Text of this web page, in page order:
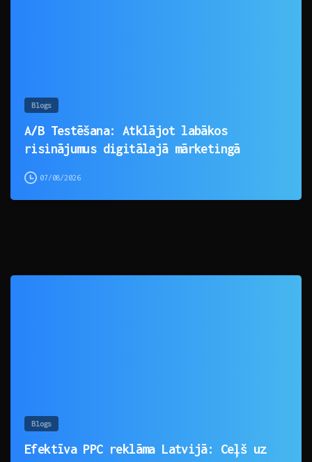
Blogs
A/B Testēšana: Atklājot labākos
risinājumus digitālajā mārketingā
07/08/2026
Blogs
Efektīva PPC reklāma Latvijā: Ceļš uz